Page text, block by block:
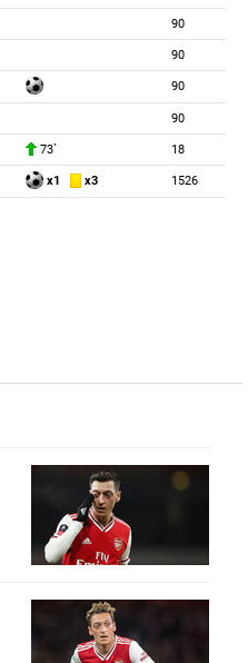
90
90
90
90
73` 18
x1 x3 1526